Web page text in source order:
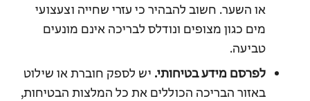
או השער. חשוב להבהיר כי עזרי שחייה וצעצועי
מים כגון מצופים ונודלס לבריכה אינם מונעים
טביעה.
לפרסם מידע בטיחותי. יש לספק חוברת או שילוט
באזור הבריכה הכוללים את כל המלצות הבטיחות,